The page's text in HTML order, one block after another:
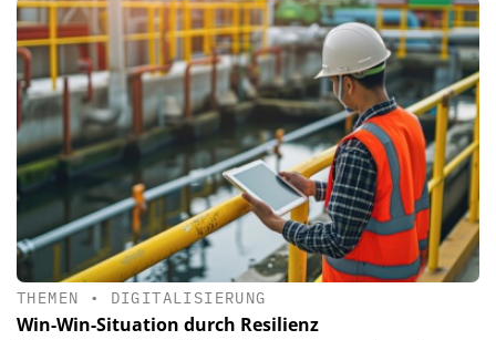
THEMEN • DIGITALISIERUNG
Win-Win-Situation durch Resilienz